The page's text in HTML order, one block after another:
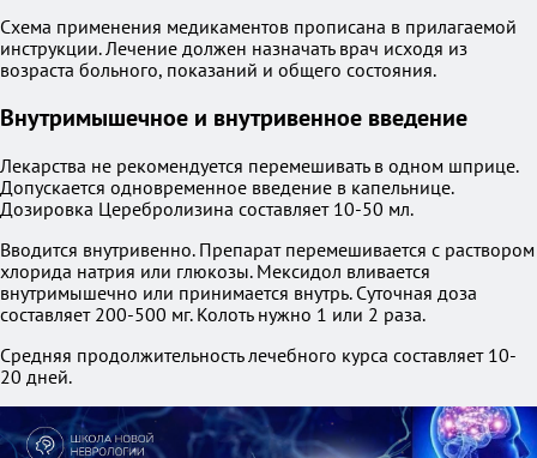
Схема применения медикаментов прописана в прилагаемой
инструкции. Лечение должен назначать врач исходя из
возраста больного, показаний и общего состояния.
Внутримышечное и внутривенное введение
Лекарства не рекомендуется перемешивать в одном шприце.
Допускается одновременное введение в капельнице.
Дозировка Церебролизина составляет 10-50 мл.
Вводится внутривенно. Препарат перемешивается с раствором
хлорида натрия или глюкозы. Мексидол вливается
внутримышечно или принимается внутрь. Суточная доза
составляет 200-500 мг. Колоть нужно 1 или 2 раза.
Средняя продолжительность лечебного курса составляет 10-
20 дней.